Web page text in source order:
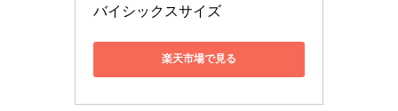
バイシックスサイズ
楽天市場で見る